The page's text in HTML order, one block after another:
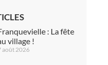
: La fête
village !
août 2026